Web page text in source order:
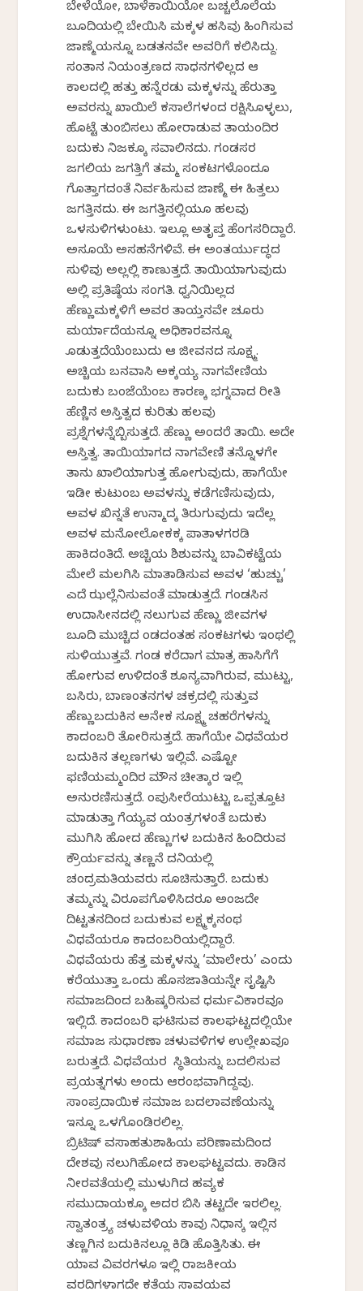
ಬೇಳೆಯೋ, ಬಾಳೆಕಾಯಿಯೋ ಬಚ್ಚಲೊಲೆಯ
ಬೂದಿಯಲ್ಲಿ ಬೇಯಿಸಿ ಮಕ್ಕಳ ಹಸಿವು ಹಿಂಗಿಸುವ
ಜಾಣ್ಮೆಯನ್ನೂ ಬಡತನವೇ ಅವರಿಗೆ ಕಲಿಸಿದ್ದು.
ಸಂತಾನ ನಿಯಂತ್ರಣದ ಸಾಧನಗಳಿಲ್ಲದ ಆ
ಕಾಲದಲ್ಲಿ ಹತ್ತು ಹನ್ನೆರಡು ಮಕ್ಕಳನ್ನು ಹೆರುತ್ತಾ
ಅವರನ್ನು ಖಾಯಿಲೆ ಕಸಾಲೆಗಳಂದ ರಕ್ಷಿಸಿಕೊಳ್ಳಲು,
ಹೊಟ್ಟೆ ತುಂಬಿಸಲು ಹೋರಾಡುವ ತಾಯಂದಿರ
ಬದುಕು ನಿಜಕ್ಕೂ ಸವಾಲಿನದು. ಗಂಡಸರ
ಜಗಲಿಯ ಜಗತ್ತಿಗೆ ತಮ್ಮ ಸಂಕಟಗಳೊಂದೂ
ಗೊತ್ತಾಗದಂತೆ ನಿರ್ವಹಿಸುವ ಜಾಣ್ಮೆ ಈ ಹಿತ್ತಲು
ಜಗತ್ತಿನದು. ಈ ಜಗತ್ತಿನಲ್ಲಿಯೂ ಹಲವು
ಒಳಸುಳಿಗಳುಂಟು. ಇಲ್ಲೂ ಅತೃಪ್ತ ಹೆಂಗಸರಿದ್ದಾರೆ.
ಅಸೂಯೆ ಅಸಹನೆಗಳಿವೆ. ಈ ಅಂತರ್ಯುದ್ಧದ
ಸುಳಿವು ಅಲ್ಲಲ್ಲಿ ಕಾಣುತ್ತದೆ. ತಾಯಿಯಾಗುವುದು
ಅಲ್ಲಿ ಪ್ರತಿಷ್ಠೆಯ ಸಂಗತಿ. ಧ್ವನಿಯಿಲ್ಲದ
ಹೆಣ್ಣುಮಕ್ಕಳಿಗೆ ಅವರ ತಾಯ್ತನವೇ ಚೂರು
ಮರ್ಯಾದೆಯನ್ನೂ ಅಧಿಕಾರವನ್ನೂ
ಕೊಡುತ್ತದೆಯೆಂಬುದು ಆ ಜೀವನದ ಸೂಕ್ಷ್ಮ.
ಅಚ್ಚಿಯ ಬನವಾಸಿ ಅಕ್ಕಯ್ಯ ನಾಗವೇಣಿಯ
ಬದುಕು ಬಂಜೆಯೆಂಬ ಕಾರಣಕ್ಕೆ ಭಗ್ನವಾದ ರೀತಿ
ಹೆಣ್ಣಿನ ಅಸ್ತಿತ್ವದ ಕುರಿತು ಹಲವು
ಪ್ರಶ್ನೆಗಳನ್ನೆಬ್ಬಿಸುತ್ತದೆ. ಹೆಣ್ಣು ಅಂದರೆ ತಾಯಿ. ಅದೇ
ಅಸ್ತಿತ್ವ. ತಾಯಿಯಾಗದ ನಾಗವೇಣಿ ತನ್ನೊಳಗೇ
ತಾನು ಖಾಲಿಯಾಗುತ್ತ ಹೋಗುವುದು, ಹಾಗೆಯೇ
ಇಡೀ ಕುಟುಂಬ ಅವಳನ್ನು ಕಡೆಗಣಿಸುವುದು,
ಅವಳ ಖಿನ್ನತೆ ಉನ್ಮಾದಕ್ಕೆ ತಿರುಗುವುದು ಇದೆಲ್ಲ
ಅವಳ ಮನೋಲೋಕಕಕ್ಕೆ ಪಾತಾಳಗರಡಿ
ಹಾಕಿದಂತಿದೆ. ಅಚ್ಚಿಯ ಶಿಶುವನ್ನು ಬಾವಿಕಟ್ಟೆಯ
ಮೇಲೆ ಮಲಗಿಸಿ ಮಾತಾಡಿಸುವ ಅವಳ ‘ಹುಚ್ಚು’
ಎದೆ ಝಲ್ಲೆನಿಸುವಂತೆ ಮಾಡುತ್ತದೆ. ಗಂಡಸಿನ
ಉದಾಸೀನದಲ್ಲಿ ನಲುಗುವ ಹೆಣ್ಣು ಜೀವಗಳ
ಬೂದಿ ಮುಚ್ಚಿದ ಕೆಂಡದಂತಹ ಸಂಕಟಗಳು ಇಂಥಲ್ಲಿ
ಸುಳಿಯುತ್ತವೆ. ಗಂಡ ಕರೆದಾಗ ಮಾತ್ರ ಹಾಸಿಗೆಗೆ
ಹೋಗುವ ಉಳಿದಂತೆ ಶೂನ್ಯವಾಗಿರುವ, ಮುಟ್ಟು,
ಬಸಿರು, ಬಾಣಂತನಗಳ ಚಕ್ರದಲ್ಲಿ ಸುತ್ತುವ
ಹೆಣ್ಣುಬದುಕಿನ ಅನೇಕ ಸೂಕ್ಷ್ಮ ಚಹರೆಗಳನ್ನು
ಕಾದಂಬರಿ ತೋರಿಸುತ್ತದೆ. ಹಾಗೆಯೇ ವಿಧವೆಯರ
ಬದುಕಿನ ತಲ್ಲಣಗಳು ಇಲ್ಲಿವೆ. ಎಷ್ಟೋ
ಫಣಿಯಮ್ಮಂದಿರ ಮೌನ ಚೀತ್ಕಾರ ಇಲ್ಲಿ
ಅನುರಣಿಸುತ್ತದೆ. ಕೆಂಪುಸೀರೆಯುಟ್ಟು ಒಪ್ಪತ್ತೂಟ
ಮಾಡುತ್ತಾ ಗೆಯ್ಯವ ಯಂತ್ರಗಳಂತೆ ಬದುಕು
ಮುಗಿಸಿ ಹೋದ ಹೆಣ್ಣುಗಳ ಬದುಕಿನ ಹಿಂದಿರುವ
ಕ್ರೌರ್ಯವನ್ನು ತಣ್ಣನೆ ದನಿಯಲ್ಲಿ
ಚಂದ್ರಮತಿಯವರು ಸೂಚಿಸುತ್ತಾರೆ. ಬದುಕು
ತಮ್ಮನ್ನು ವಿರೂಪಗೊಳಿಸಿದರೂ ಅಂಜದೇ
ದಿಟ್ಟತನದಿಂದ ಬದುಕುವ ಲಕ್ಷ್ಮಕ್ಕನಂಥ
ವಿಧವೆಯರೂ ಕಾದಂಬರಿಯಲ್ಲಿದ್ದಾರೆ.
ವಿಧವೆಯರು ಹೆತ್ತ ಮಕ್ಕಳನ್ನು ‘ಮಾಲೇರು’ ಎಂದು
ಕರೆಯುತ್ತಾ ಒಂದು ಹೊಸಜಾತಿಯನ್ನೇ ಸೃಷ್ಟಿಸಿ
ಸಮಾಜದಿಂದ ಬಹಿಷ್ಕರಿಸುವ ಧರ್ಮವಿಕಾರವೂ
ಇಲ್ಲಿದೆ. ಕಾದಂಬರಿ ಘಟಿಸುವ ಕಾಲಘಟ್ಟದಲ್ಲಿಯೇ
ಸಮಾಜ ಸುಧಾರಣಾ ಚಳುವಳಿಗಳ ಉಲ್ಲೇಖವೂ
ಬರುತ್ತದೆ. ವಿಧವೆಯರ ಸ್ಥಿತಿಯನ್ನು ಬದಲಿಸುವ
ಪ್ರಯತ್ನಗಳು ಅಂದು ಆರಂಭವಾಗಿದ್ದವು.
ಸಾಂಪ್ರದಾಯಿಕ ಸಮಾಜ ಬದಲಾವಣೆಯನ್ನು
ಇನ್ನೂ ಒಳಗೊಂಡಿರಲಿಲ್ಲ.
ಬ್ರಿಟಿಷ್ ವಸಾಹತುಶಾಹಿಯ ಪರಿಣಾಮದಿಂದ
ದೇಶವು ನಲುಗಿಹೋದ ಕಾಲಘಟ್ಟವದು. ಕಾಡಿನ
ನೀರವತೆಯಲ್ಲಿ ಮುಳುಗಿದ ಹವ್ಯಕ
ಸಮುದಾಯಕ್ಕೂ ಅದರ ಬಿಸಿ ತಟ್ಟದೇ ಇರಲಿಲ್ಲ.
ಸ್ವಾತಂತ್ರ್ಯ ಚಳುವಳಿಯ ಕಾವು ನಿಧಾನಕ್ಕೆ ಇಲ್ಲಿನ
ತಣ್ಣಗಿನ ಬದುಕಿನಲ್ಲೂ ಕಿಡಿ ಹೊತ್ತಿಸಿತು. ಈ
ಯಾವ ವಿವರಗಳೂ ಇಲ್ಲಿ ರಾಜಕೀಯ
ವರದಿಗಳಾಗದೇ ಕತೆಯ ಸಾವಯವ